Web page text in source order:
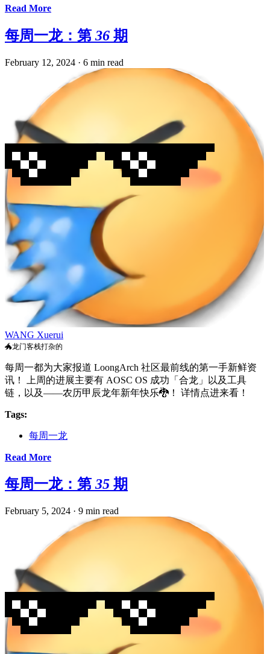
Read More
每周一龙：第 36 期
February 12, 2024 · 6 min read
WANG Xuerui
🐲龙门客栈打杂的
每周一都为大家报道 LoongArch 社区最前线的第一手新鲜资
讯！ 上周的进展主要有 AOSC OS 成功「合龙」以及工具
链，以及——农历甲辰龙年新年快乐🐉 ！ 详情点进来看！
Tags:
每周一龙
Read More
每周一龙：第 35 期
February 5, 2024 · 9 min read